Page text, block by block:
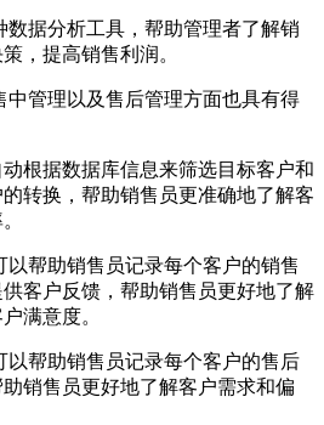
据分析工具，帮助管理者了解销
，提高销售利润。
中管理以及售后管理方面也具有得
根据数据库信息来筛选目标客户和
转换，帮助销售员更准确地了解客
帮助销售员记录每个客户的销售
客户反馈，帮助销售员更好地了解
满意度。
以帮助销售员记录每个客户的售后
销售员更好地了解客户需求和偏